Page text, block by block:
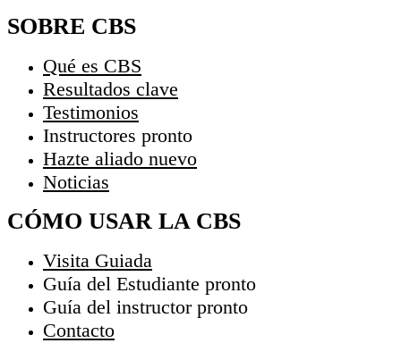
SOBRE CBS
Qué es CBS
Resultados clave
Testimonios
Instructores pronto
Hazte aliado nuevo
Noticias
CÓMO USAR LA CBS
Visita Guiada
Guía del Estudiante pronto
Guía del instructor pronto
Contacto